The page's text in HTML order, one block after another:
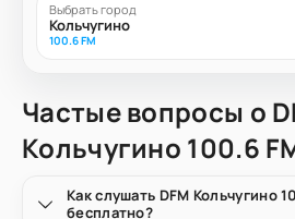
Выбрать город
Кольчугино
100.6 FM
Частые вопросы о
Кольчугино 100.6
Как слушать DFM Кольчугино
бесплатно?